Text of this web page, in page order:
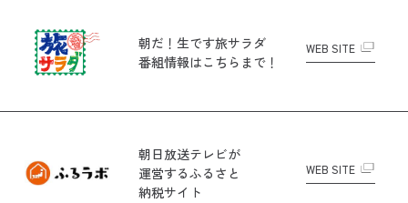
朝だ！生です旅サラダ
番組情報はこちらまで！
WEB SITE
朝日放送テレビが
運営するふるさと
納税サイト
WEB SITE